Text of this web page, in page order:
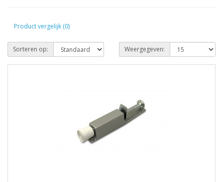
Product vergelijk (0)
Sorteren op: Weergegeven: